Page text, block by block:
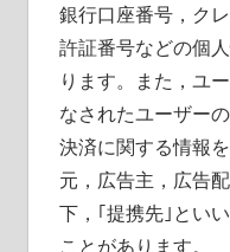
銀行口座番号，ク
許証番号などの個
ります。また，ユ
なされたユーザー
決済に関する情報
元，広告主，広告
下，｢提携先｣とい
ことがあります。